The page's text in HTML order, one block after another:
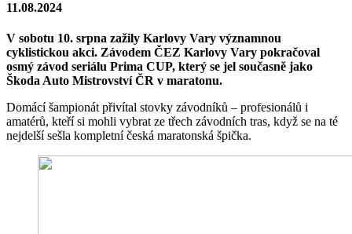
11.08.2024
V sobotu 10. srpna zažily Karlovy Vary významnou
cyklistickou akci. Závodem ČEZ Karlovy Vary pokračoval
osmý závod seriálu Prima CUP, který se jel současně jako
Škoda Auto Mistrovství ČR v maratonu.
Domácí šampionát přivítal stovky závodníků – profesionálů i
amatérů, kteří si mohli vybrat ze třech závodních tras, když se na té
nejdelší sešla kompletní česká maratonská špička.